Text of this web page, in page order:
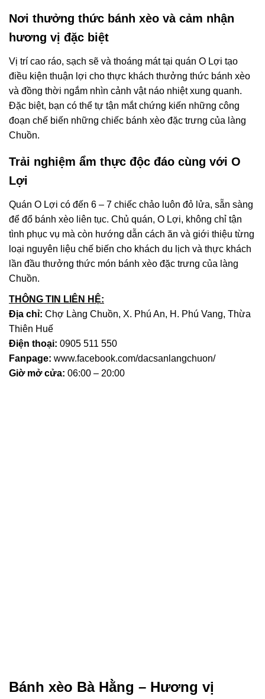
Nơi thưởng thức bánh xèo và cảm nhận
hương vị đặc biệt
Vị trí cao ráo, sạch sẽ và thoáng mát tại quán O Lợi tạo
điều kiện thuận lợi cho thực khách thưởng thức bánh xèo
và đồng thời ngắm nhìn cảnh vật náo nhiệt xung quanh.
Đặc biệt, bạn có thể tự tận mắt chứng kiến những công
đoạn chế biến những chiếc bánh xèo đặc trưng của làng
Chuồn.
Trải nghiệm ẩm thực độc đáo cùng với O
Lợi
Quán O Lợi có đến 6 – 7 chiếc chảo luôn đỏ lửa, sẵn sàng
để đổ bánh xèo liên tục. Chủ quán, O Lợi, không chỉ tận
tình phục vụ mà còn hướng dẫn cách ăn và giới thiệu từng
loại nguyên liệu chế biến cho khách du lịch và thực khách
lần đầu thưởng thức món bánh xèo đặc trưng của làng
Chuồn.
THÔNG TIN LIÊN HỆ:
Địa chỉ: Chợ Làng Chuồn, X. Phú An, H. Phú Vang, Thừa
Thiên Huế
Điện thoại: 0905 511 550
Fanpage: www.facebook.com/dacsanlangchuon/
Giờ mở cửa: 06:00 – 20:00
Bánh xèo Bà Hằng – Hương vị